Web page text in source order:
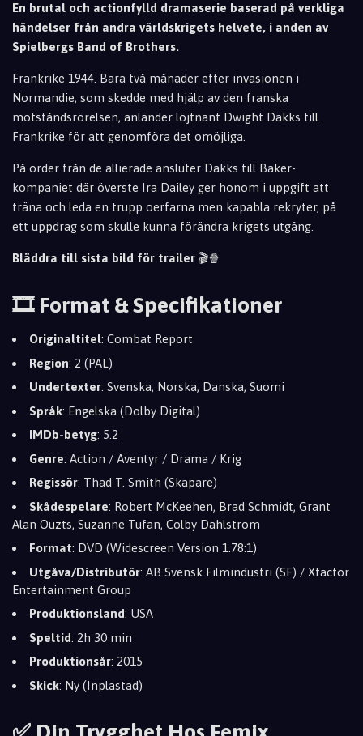
En brutal och actionfylld dramaserie baserad på verkliga
händelser från andra världskrigets helvete, i anden av
Spielbergs Band of Brothers.
Frankrike 1944. Bara två månader efter invasionen i
Normandie, som skedde med hjälp av den franska
motståndsrörelsen, anländer löjtnant Dwight Dakks till
Frankrike för att genomföra det omöjliga
På order från de allierade ansluter Dakks till Baker-
kompaniet där överste Ira Dailey ger honom i uppgift att
träna och leda en trupp oerfarna men kapabla rekryter, på
ett uppdrag som skulle kunna förändra krigets utgång.
Bläddra till sista bild för trailer 🎬🍿
🎞️ Format & Specifikationer
Originaltitel: Combat Report
Region: 2 (PAL)
Undertexter: Svenska, Norska, Danska, Suomi
Språk: Engelska (Dolby Digital)
IMDb-betyg: 5.2
Genre: Action / Äventyr / Drama / Krig
Regissör: Thad T. Smith (Skapare)
Skådespelare: Robert McKeehen, Brad Schmidt, Grant
Alan Ouzts, Suzanne Tufan, Colby Dahlstrom
Format: DVD (Widescreen Version 1.78:1)
Utgåva/Distributör: AB Svensk Filmindustri (SF) / Xfactor
Entertainment Group
Produktionsland: USA
Speltid: 2h 30 min
Produktionsår: 2015
Skick: Ny (Inplastad)